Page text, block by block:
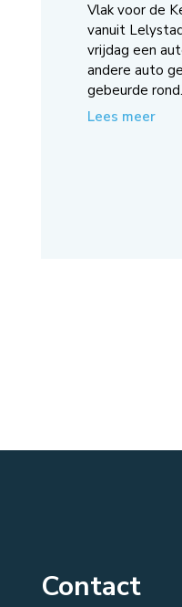
Vlak voor de
vanuit
vrijdag een
andere auto
gebeurde
Lees meer
Contact